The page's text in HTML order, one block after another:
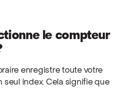
le compteur
enregistre toute votre
seul index. Cela signifie que